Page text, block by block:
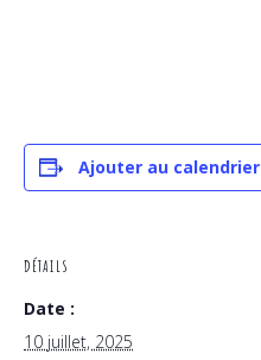
Ajouter au calendrier
DÉTAILS
Date :
10 juillet, 2025